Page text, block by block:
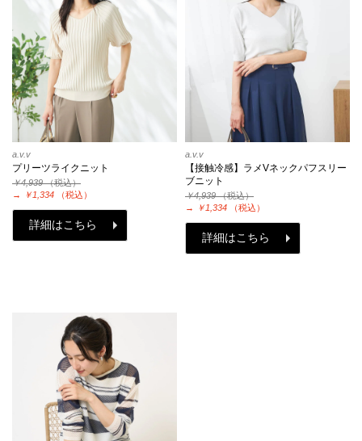
a.v.v
プリーツライクニット
￥4,939（税込）
→
￥1,334 （税込）
詳細はこちら
a.v.v
【接触冷感】ラメVネックパフスリー
ブニット
￥4,939（税込）
→
￥1,334 （税込）
詳細はこちら